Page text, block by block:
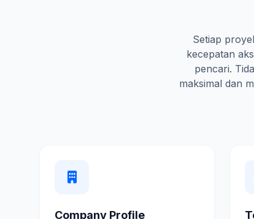
Setiap
kecepatan
pencari.
maksimal dan
Company Profile